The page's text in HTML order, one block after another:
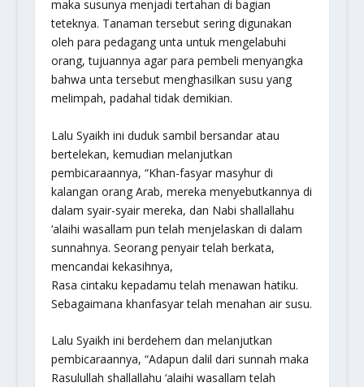
maka susunya menjadi tertahan di bagian
teteknya. Tanaman tersebut sering digunakan
oleh para pedagang unta untuk mengelabuhi
orang, tujuannya agar para pembeli menyangka
bahwa unta tersebut menghasilkan susu yang
melimpah, padahal tidak demikian.
Lalu Syaikh ini duduk sambil bersandar atau
bertelekan, kemudian melanjutkan
pembicaraannya, “Khan-fasyar masyhur di
kalangan orang Arab, mereka menyebutkannya di
dalam syair-syair mereka, dan Nabi shallallahu
‘alaihi wasallam pun telah menjelaskan di dalam
sunnahnya. Seorang penyair telah berkata,
mencandai kekasihnya,
Rasa cintaku kepadamu telah menawan hatiku.
Sebagaimana khanfasyar telah menahan air susu.
Lalu Syaikh ini berdehem dan melanjutkan
pembicaraannya, “Adapun dalil dari sunnah maka
Rasulullah shallallahu ‘alaihi wasallam telah